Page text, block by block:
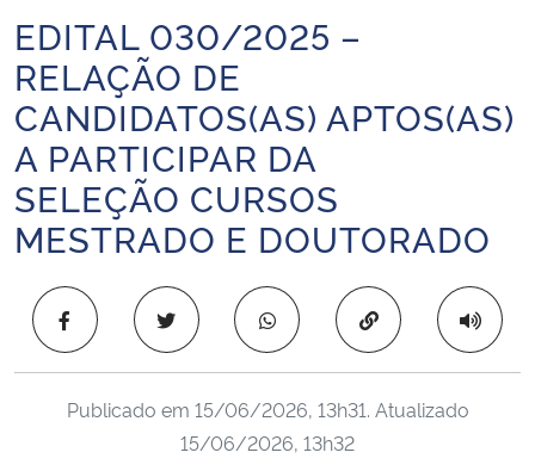
Ministério da Agricultura, Pecuária e Abastecimento
Ministério da Educação
Ministério da Cidadania
Ministério da Saúde
Ministério de Minas e Energia
Ministério da Ciência, Tecnologia, Inovações e Comunicações
Início do conteúdo
EDITAL 030/2025 –
RELAÇÃO DE
CANDIDATOS(AS) APTOS(AS)
A PARTICIPAR DA
SELEÇÃO CURSOS
MESTRADO E DOUTORADO
Copiar para área
Publicado em 15/06/2026, 13h31. Atualizado
15/06/2026, 13h32